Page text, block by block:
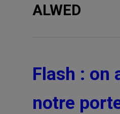
ALWED
Flash : on
notre